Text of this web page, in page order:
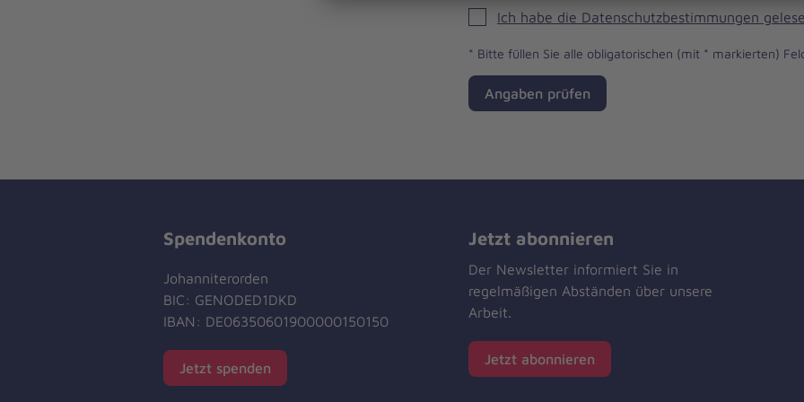
Ich habe die Datenschutzbestimmungen
* Bitte füllen Sie alle obligatorischen (mit * markierten)
Angaben prüfen
Spendenkonto
Johanniterorden
BIC: GENODED1DKD
IBAN: DE06350601900000150150
Jetzt spenden
Jetzt abonnieren
Der Newsletter informiert Sie in
regelmäßigen Abständen über unsere
Arbeit.
Jetzt abonnieren